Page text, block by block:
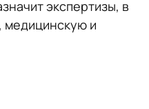
экспертизы, в
медицинскую и